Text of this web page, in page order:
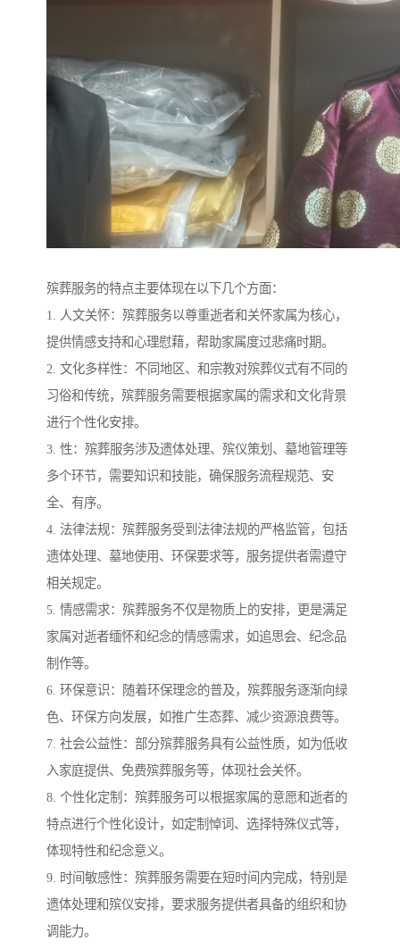
殡葬服务的特点主要体现在以下几个方面：
1. 人文关怀：殡葬服务以尊重逝者和关怀家属为核心，
提供情感支持和心理慰藉，帮助家属度过悲痛时期。
2. 文化多样性：不同地区、和宗教对殡葬仪式有不同的
习俗和传统，殡葬服务需要根据家属的需求和文化背景
进行个性化安排。
3. 性：殡葬服务涉及遗体处理、殡仪策划、墓地管理等
多个环节，需要知识和技能，确保服务流程规范、安
全、有序。
4. 法律法规：殡葬服务受到法律法规的严格监管，包括
遗体处理、墓地使用、环保要求等，服务提供者需遵守
相关规定。
5. 情感需求：殡葬服务不仅是物质上的安排，更是满足
家属对逝者缅怀和纪念的情感需求，如追思会、纪念品
制作等。
6. 环保意识：随着环保理念的普及，殡葬服务逐渐向绿
色、环保方向发展，如推广生态葬、减少资源浪费等。
7. 社会公益性：部分殡葬服务具有公益性质，如为低收
入家庭提供、免费殡葬服务等，体现社会关怀。
8. 个性化定制：殡葬服务可以根据家属的意愿和逝者的
特点进行个性化设计，如定制悼词、选择特殊仪式等，
体现特性和纪念意义。
9. 时间敏感性：殡葬服务需要在短时间内完成，特别是
遗体处理和殡仪安排，要求服务提供者具备的组织和协
调能力。